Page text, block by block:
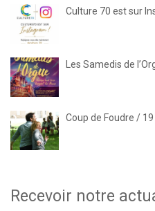
Culture 70 est sur
Les Samedis de
Coup de Foudre /
Recevoir notre